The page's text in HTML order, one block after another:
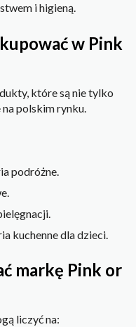
i higieną.
w Pink
które są nie tylko
polskim rynku.
podróżne.
kuchenne dla dzieci.
markę Pink or
liczyć na: